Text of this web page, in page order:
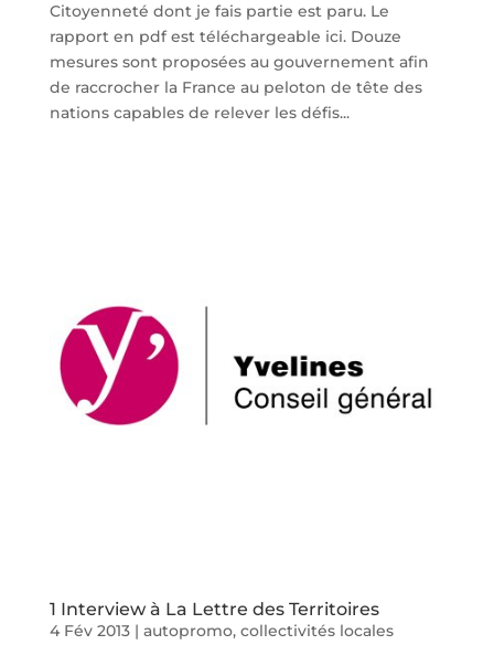
Citoyenneté dont je fais partie est paru. Le
rapport en pdf est téléchargeable ici. Douze
mesures sont proposées au gouvernement afin
de raccrocher la France au peloton de tête des
nations capables de relever les défis...
1 Interview à La Lettre des Territoires
4 Fév 2013| autopromo, collectivités locales